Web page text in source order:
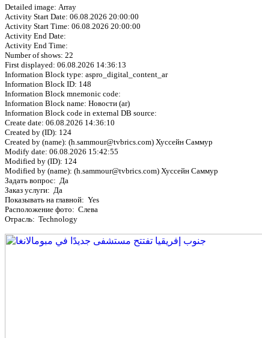
Detailed image: Array
Activity Start Date: 06.08.2026 20:00:00
Activity Start Time: 06.08.2026 20:00:00
Activity End Date:
Activity End Time:
Number of shows: 22
First displayed: 06.08.2026 14:36:13
Information Block type: aspro_digital_content_ar
Information Block ID: 148
Information Block mnemonic code:
Information Block name: Новости (ar)
Information Block code in external DB source:
Create date: 06.08.2026 14:36:10
Created by (ID): 124
Created by (name): (h.sammour@tvbrics.com) Хуссейн Саммур
Modify date: 06.08.2026 15:42:55
Modified by (ID): 124
Modified by (name): (h.sammour@tvbrics.com) Хуссейн Саммур
Задать вопрос: Да
Заказ услуги: Да
Показывать на главной: Yes
Расположение фото: Слева
Отрасль: Technology